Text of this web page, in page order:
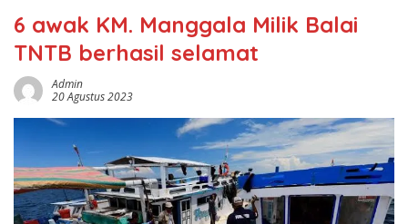
6 awak KM. Manggala Milik Balai
TNTB berhasil selamat
Admin
20 Agustus 2023